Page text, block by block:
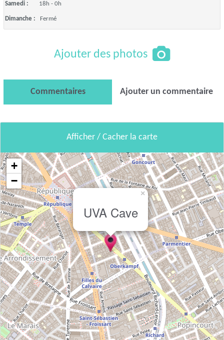
Samedi : 18h - 0h
Dimanche : Fermé
Ajouter des photos
Commentaires Ajouter un commentaire
Afficher / Cacher la carte
UVA Cave
×
+
−